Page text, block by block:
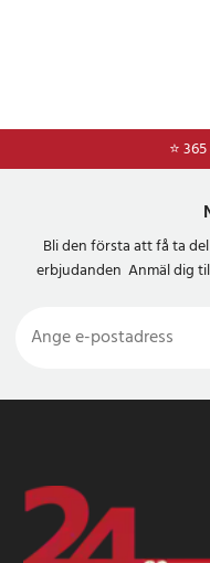
⭐
Bli den första att få ta
erbjudanden Anmäl dig